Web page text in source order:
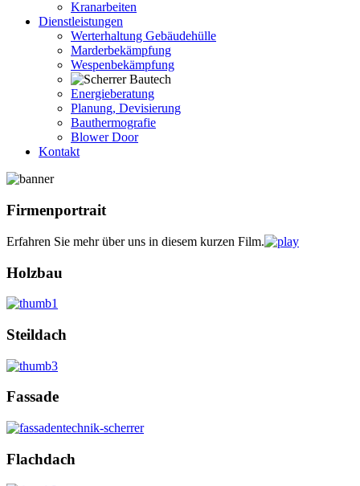
Kranarbeiten
Dienstleistungen
Werterhaltung Gebäudehülle
Marderbekämpfung
Wespenbekämpfung
Energieberatung
Planung, Devisierung
Bauthermografie
Blower Door
Kontakt
Firmenportrait
Erfahren Sie mehr über uns in diesem kurzen Film.
Holzbau
Steildach
Fassade
Flachdach